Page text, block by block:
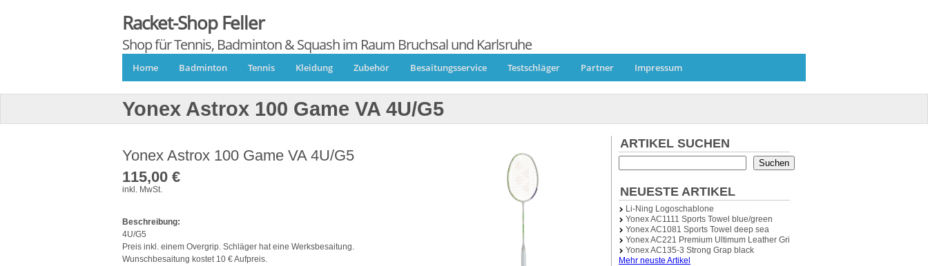
Racket-Shop Feller
Shop für Tennis, Badminton & Squash im Raum Bruchsal und Karlsruhe
Home Badminton Tennis Kleidung Zubehör Besaitungsservice Testschläger Partner Impressum
Yonex Astrox 100 Game VA 4U/G5
Yonex Astrox 100 Game VA 4U/G5
115,00 €
inkl. MwSt.
Beschreibung:
4U/G5
Preis inkl. einem Overgrip. Schläger hat eine Werksbesaitung.
Wunschbesaitung kostet 10 € Aufpreis.
ARTIKEL SUCHEN
Suchen
NEUESTE ARTIKEL
Li-Ning Logoschablone
Yonex AC1111 Sports Towel blue/green
Yonex AC1081 Sports Towel deep sea
Yonex AC221 Premium Ultimum Leather Grip (Ledergriffband)
Yonex AC135-3 Strong Grap black
Mehr neuste Artikel